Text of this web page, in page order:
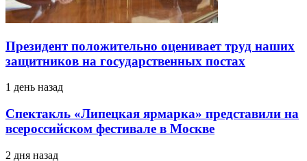
Президент положительно оценивает труд наших
защитников на государственных постах
1 день назад
Спектакль «Липецкая ярмарка» представили на
всероссийском фестивале в Москве
2 дня назад